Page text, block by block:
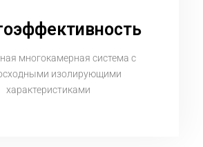
многокамерная система с
изолирующими
характеристиками